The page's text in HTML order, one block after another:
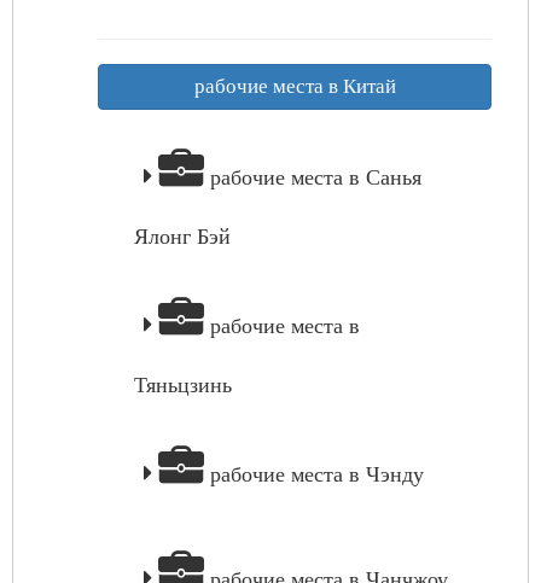
рабочие места в Китай
рабочие места в Санья
Ялонг Бэй
рабочие места в
Тяньцзинь
рабочие места в Чэнду